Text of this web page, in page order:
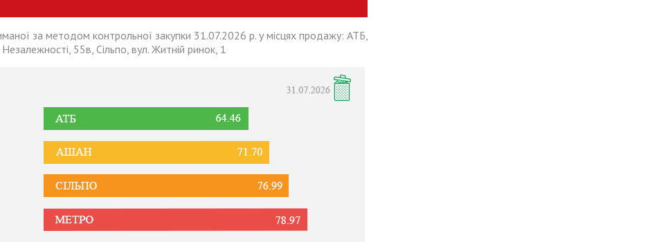
за методом контрольної закупки 31.07.2026 р. у місцях продажу: АТБ,
55в, Сільпо, вул. Житній ринок, 1